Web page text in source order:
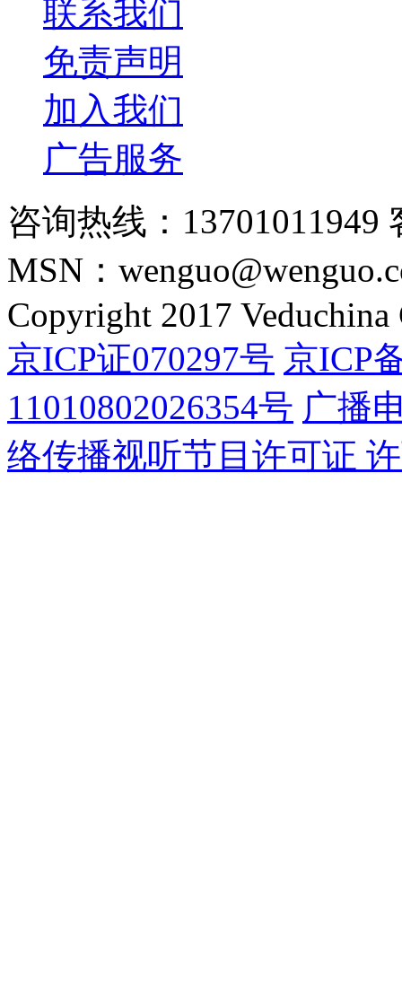
联系我们
免责声明
加入我们
广告服务
咨询热线：13701011949
MSN：
Copyright 2017
京ICP证070297号 京ICP
11010802026354号 广播
络传播视听节目许可证